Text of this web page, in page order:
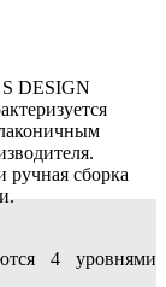
DESIGN
ручная сборка
4 уровнями